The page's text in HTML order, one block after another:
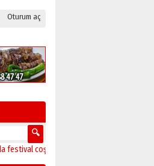
Oturum aç
coşkusu konserle zirveye ulaştı